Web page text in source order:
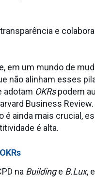
e
em um mundo de
não alinham esses
adotam OKRspodem
Business
é ainda mais crucial,
é alta.
na Buildinge B.Lux,